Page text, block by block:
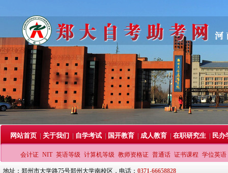
网站首页 关于我们 自学考试 国开教育 成人教育 在职研究生 民办
会计证 NIT 英语等级 计算机等级 教师资格证 普通话 证书课程 学位英语
地址：郑州市大学路75号郑州大学南校区，电话： 0371-66658828